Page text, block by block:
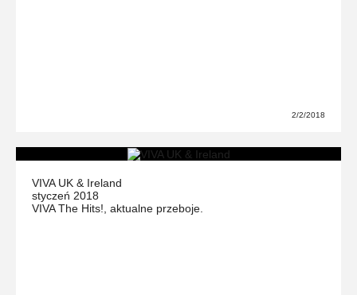
2/2/2018
VIVA UK & Ireland
styczeń 2018
VIVA The Hits!, aktualne przeboje.